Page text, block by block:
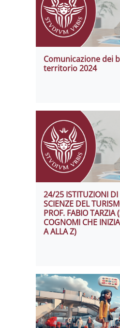
Comunicazione dei
territorio 2024
24/25 ISTITUZIONI
SCIENZE DEL
PROF. FABIO TARZIA
COGNOMI CHE
A ALLA Z)